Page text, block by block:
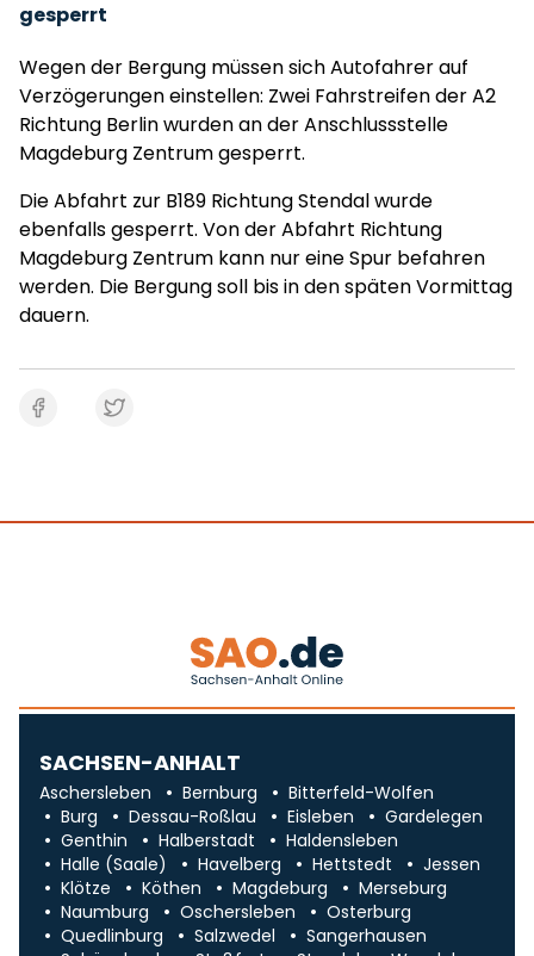
gesperrt
Wegen der Bergung müssen sich Autofahrer auf
Verzögerungen einstellen: Zwei Fahrstreifen der A2
Richtung Berlin wurden an der Anschlussstelle
Magdeburg Zentrum gesperrt.
Die Abfahrt zur B189 Richtung Stendal wurde
ebenfalls gesperrt. Von der Abfahrt Richtung
Magdeburg Zentrum kann nur eine Spur befahren
werden. Die Bergung soll bis in den späten Vormittag
dauern.
SACHSEN-ANHALT
Aschersleben Bernburg
Bitterfeld-Wolfen
Burg
Dessau-Roßlau Eisleben
Gardelegen
Genthin
Halberstadt
Haldensleben
Halle (Saale)
Havelberg Hettstedt
Jessen
Klötze
Köthen Magdeburg
Merseburg
Naumburg
Oschersleben
Osterburg
Quedlinburg
Salzwedel
Sangerhausen